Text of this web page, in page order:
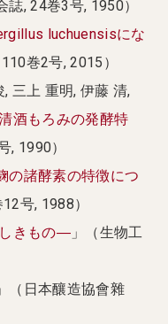
誌, 24巻3号, 1950）
luchuensisにな
巻2号, 2015）
三上 重明, 伊藤 清,
酒もろみの発酵特
, 1990）
の諸酵素の特徴につ
号, 1988）
きもの― 」（生物工
」（日本釀造協會雜